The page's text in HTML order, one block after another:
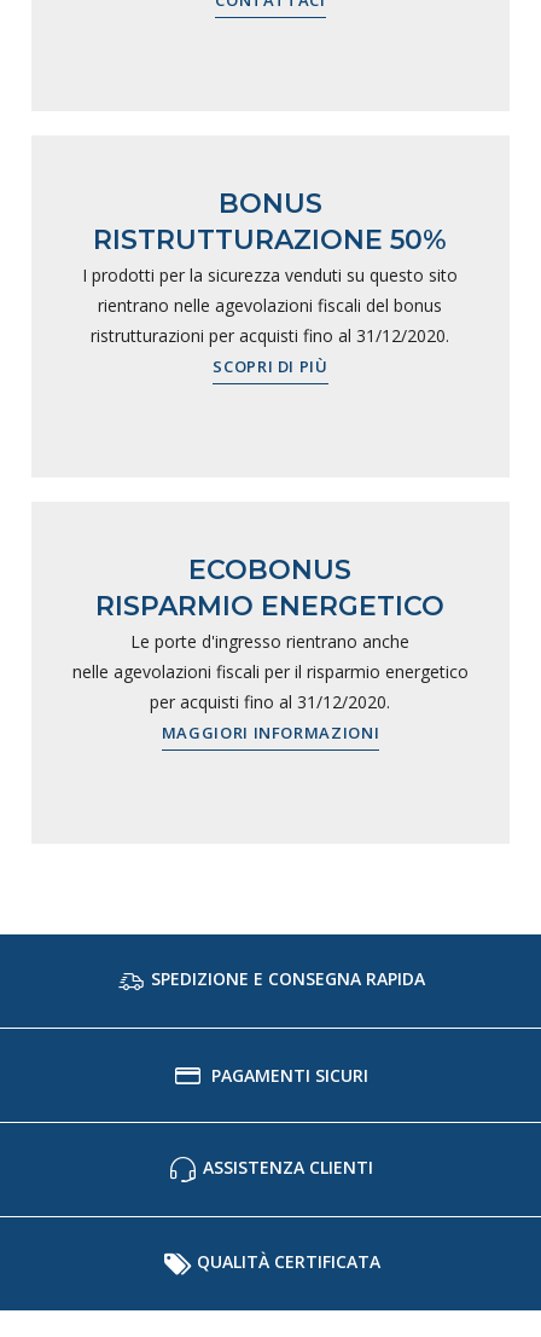
BONUS
RISTRUTTURAZIONE 50%
I prodotti per la sicurezza venduti su questo sito
rientrano nelle agevolazioni fiscali del bonus
ristrutturazioni per acquisti fino al 31/12/2020.
SCOPRI DI PIÙ
ECOBONUS
RISPARMIO ENERGETICO
Le porte d'ingresso rientrano anche
nelle agevolazioni fiscali per il risparmio energetico
per acquisti fino al 31/12/2020.
MAGGIORI INFORMAZIONI
SPEDIZIONE E CONSEGNA RAPIDA
PAGAMENTI SICURI
ASSISTENZA CLIENTI
QUALITÀ CERTIFICATA